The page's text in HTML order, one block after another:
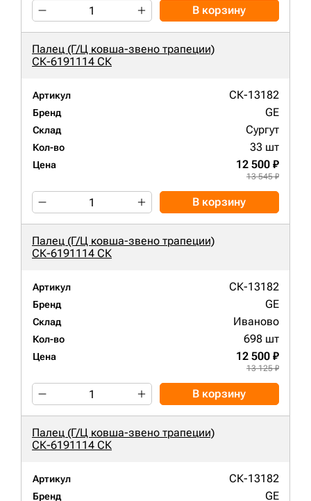
В корзину
Палец (Г/Ц ковша-звено трапеции)
СК-6191114 СК
Артикул СК-13182
Бренд GE
Склад Сургут
Кол-во 33 шт
Цена 12 500 ₽
13 545 ₽
В корзину
Палец (Г/Ц ковша-звено трапеции)
СК-6191114 СК
Артикул СК-13182
Бренд GE
Склад Иваново
Кол-во 698 шт
Цена 12 500 ₽
13 125 ₽
В корзину
Палец (Г/Ц ковша-звено трапеции)
СК-6191114 СК
Артикул СК-13182
Бренд GE